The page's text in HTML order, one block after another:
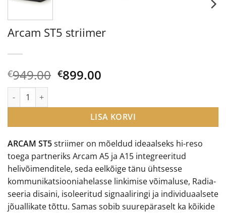
Arcam ST5 striimer
€949.00 Algne
€949.00.
€899.00
€899.00.
ARCAM ST5striimer on mõeldud ideaalseks hi-reso
toega partneriks Arcam A5 ja A15 integreeritud
helivõimenditele, seda eelkõige tänu ühtsesse
kommunikatsiooniahelasse linkimise võimaluse, Radia-
seeria disaini, isoleeritud signaaliringi ja individuaalsete
jõuallikate tõttu. Samas sobib suurepäraselt ka kõikide
Arcam ST5 striimer kogus
LISA KORVI